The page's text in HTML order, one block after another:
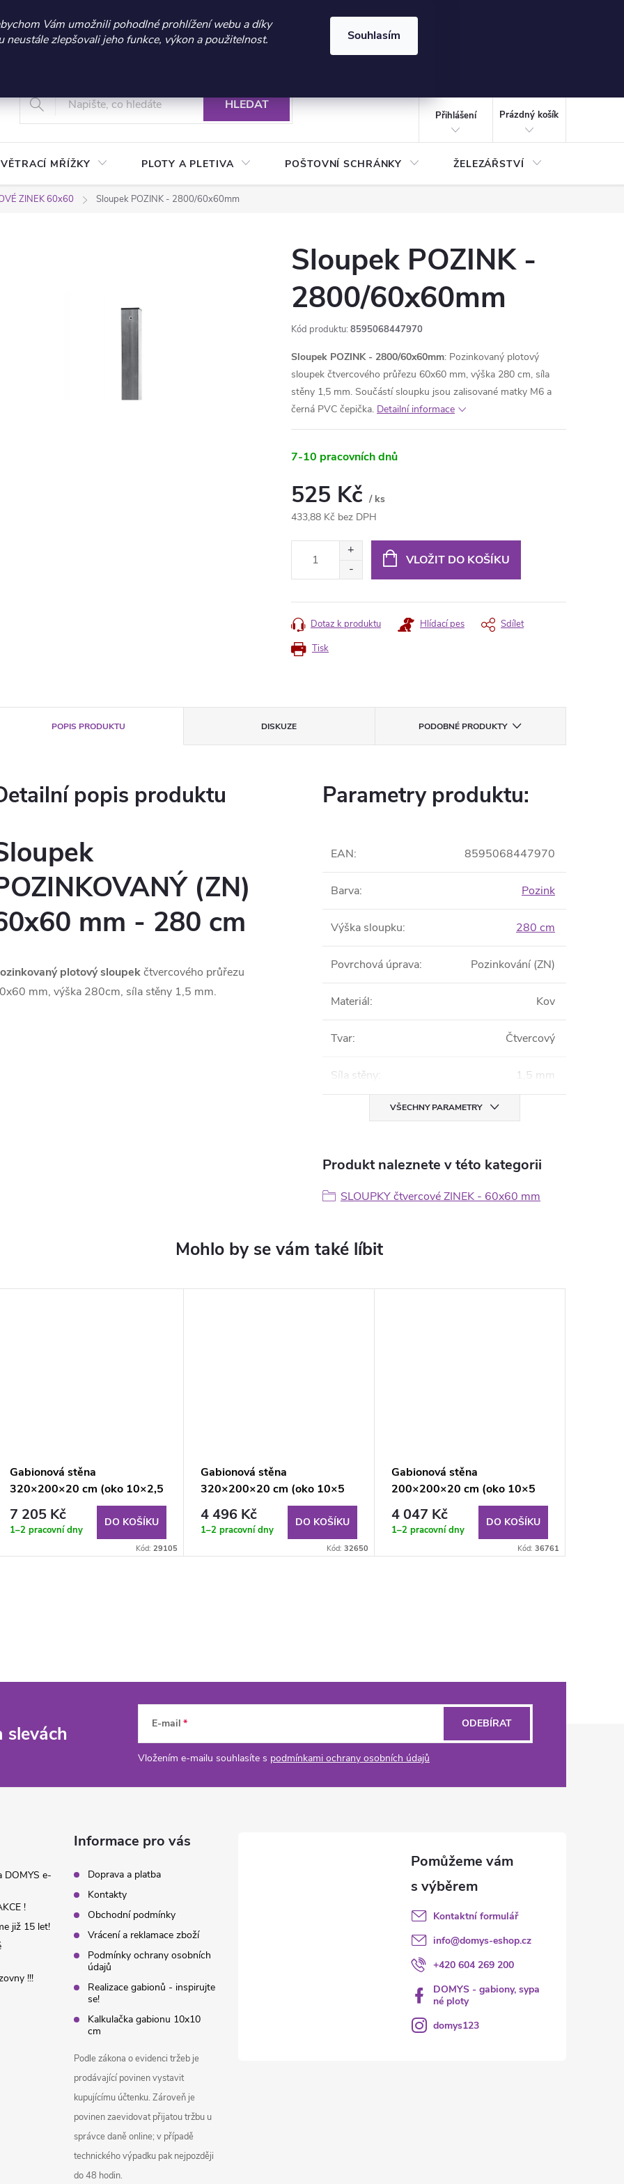
sleva 300 Kč při nákupu nad 3.000 Kč | Platnost do 21.9.2026 ⏰ | Kód: LÉTO2026
Vám umožnili pohodlné prohlížení webu a díky
neustále zlepšovali jeho funkce, výkon a použitelnost.
Souhlasím
+420 604 269 200
Vrácení a reklamace zboží Podmínky ochrany osobních údajů
HLEDAT
Přihlášení
KOŠÍK
Prázdný košík
VĚTRACÍ MŘÍŽKY PLOTY A PLETIVA POŠTOVNÍ SCHRÁNKY ŽELEZÁŘSTVÍ
ZINEK 60x60 Sloupek POZINK - 2800/60x60mm
Sloupek POZINK -
2800/60x60mm
Kód produktu: 8595068447970
Sloupek POZINK - 2800/60x60mm: Pozinkovaný plotový
sloupek čtvercového průřezu 60x60 mm, výška 280 cm, síla
stěny 1,5 mm. Součástí sloupku jsou zalisované matky M6 a
černá PVC čepička. Detailní informace
7-10 pracovních dnů
525 Kč / ks
433,88 Kč bez DPH
VLOŽIT DO KOŠÍKU
Tisk
Dotaz k produktu Hlídací pes Sdílet
POPIS PRODUKTU DISKUZE PODOBNÉ PRODUKTY
popis produktu
(ZN)
mm - 280 cm
plotový sloupekčtvercového průřezu
mm, výška 280cm, síla stěny 1,5 mm.
Parametry produktu:
EAN: 8595068447970
Barva: Pozink
Výška sloupku: 280 cm
Povrchová úprava: Pozinkování (ZN)
Materiál: Kov
Tvar: Čtvercový
Síla stěny: 1,5 mm
VŠECHNY PARAMETRY
Produkt naleznete v této kategorii
SLOUPKY čtvercové ZINEK - 60x60 mm
Gabionová stěna
320×200×20 cm (oko 10×2,5
cm)
7 205 Kč
1–2 pracovní dny
DO KOŠÍKU
Kód: 29105
Gabionová stěna
320×200×20 cm (oko 10×5
cm)
4 496 Kč
1–2 pracovní dny
DO KOŠÍKU
Kód: 32650
Gabionová stěna
200×200×20 cm (oko 10×5
cm)
4 047 Kč
1–2 pracovní dny
DO KOŠÍKU
Kód: 36761
slevách E-mail
Vložením e-mailu souhlasíte s podmínkami ochrany osobních údajů
ODEBÍRAT
DOMYS e-
!
již 15 let!
!!!
Informace pro vás
Doprava a platba
Kontakty
Obchodní podmínky
Vrácení a reklamace zboží
Podmínky ochrany osobních
údajů
Realizace gabionů - inspirujte
se!
Kalkulačka gabionu 10x10
cm
Podle zákona o evidenci tržeb je
prodávající povinen vystavit
kupujícímu účtenku. Zároveň je
povinen zaevidovat přijatou tržbu u
správce daně online; v případě
technického výpadku pak nejpozději
do 48 hodin.
Kontaktní formulář
info@domys-eshop.cz
+420 604 269 200
DOMYS - gabiony, sypa
né ploty
domys123